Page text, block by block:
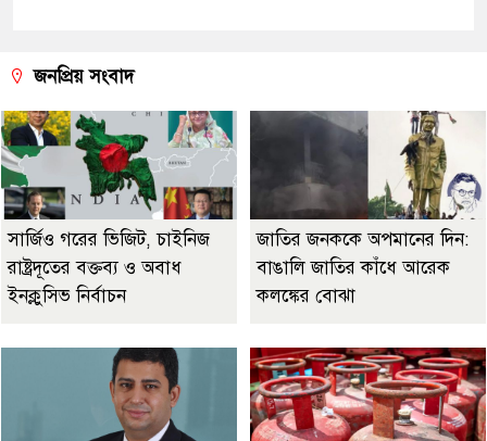
জনপ্রিয় সংবাদ
সার্জিও গরের ভিজিট, চাইনিজ
রাষ্ট্রদূতের বক্তব্য ও অবাধ
ইনক্লুসিভ নির্বাচন
জাতির জনককে অপমানের দিন:
বাঙালি জাতির কাঁধে আরেক
কলঙ্কের বোঝা